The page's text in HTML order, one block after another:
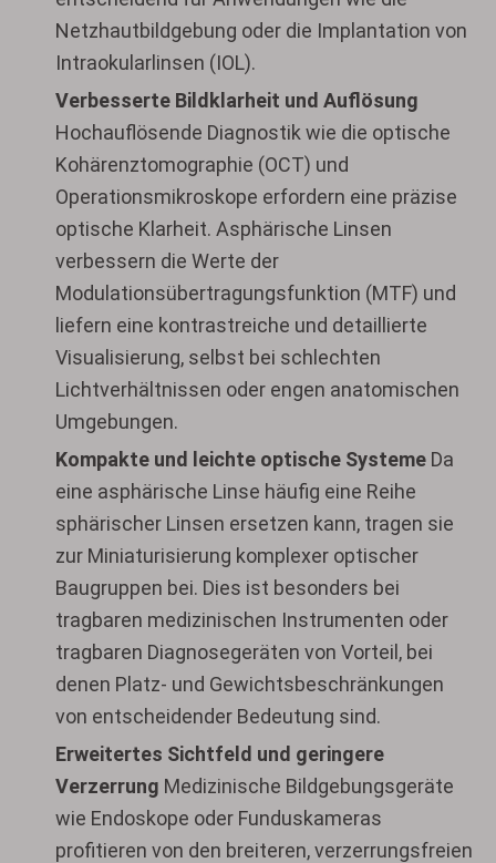
Netzhautbildgebung oder die Implantation von
Intraokularlinsen (IOL).
Verbesserte Bildklarheit und Auflösung
Hochauflösende Diagnostik wie die optische
Kohärenztomographie (OCT) und
Operationsmikroskope erfordern eine präzise
optische Klarheit. Asphärische Linsen
verbessern die Werte der
Modulationsübertragungsfunktion (MTF) und
liefern eine kontrastreiche und detaillierte
Visualisierung, selbst bei schlechten
Lichtverhältnissen oder engen anatomischen
Umgebungen.
Kompakte und leichte optische Systeme Da
eine asphärische Linse häufig eine Reihe
sphärischer Linsen ersetzen kann, tragen sie
zur Miniaturisierung komplexer optischer
Baugruppen bei. Dies ist besonders bei
tragbaren medizinischen Instrumenten oder
tragbaren Diagnosegeräten von Vorteil, bei
denen Platz- und Gewichtsbeschränkungen
von entscheidender Bedeutung sind.
Erweitertes Sichtfeld und geringere
Verzerrung Medizinische Bildgebungsgeräte
wie Endoskope oder Funduskameras
profitieren von den breiteren, verzerrungsfreien